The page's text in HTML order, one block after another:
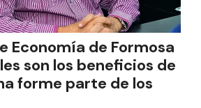
Economía de Formosa
son los beneficios de
forme parte de los